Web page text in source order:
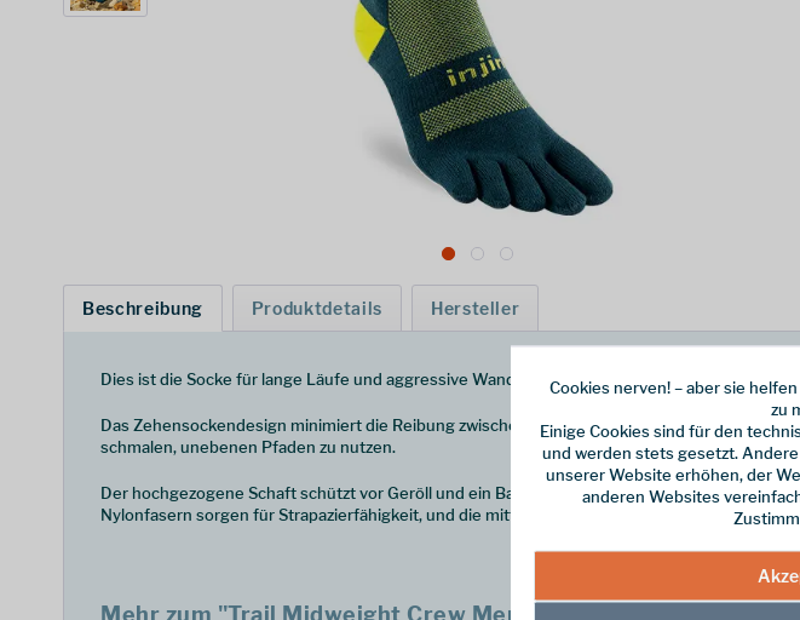
Beschreibung Produktdetails Hersteller
Dies ist die Socke für lange Läufe und aggressive Wanderungen in rauem Terrain.
Das Zehensockendesign minimiert die Reibung zwischen den Zehen, um Blasen zu
schmalen, unebenen Pfaden zu nutzen.
Der hochgezogene Schaft schützt vor Geröll und ein Band unter dem Fußgewölbe sorgt für
Nylonfasern sorgen für Strapazierfähigkeit, und die mittelschwere Dämpfung schützt Ihre
Mehr zum "Trail Midweight Crew Men - Eclipse"
Cookies nerven! – aber sie
zu
Einige Cookies sind für den
und werden stets gesetzt.
unserer Website erhöhen, der
anderen Websites